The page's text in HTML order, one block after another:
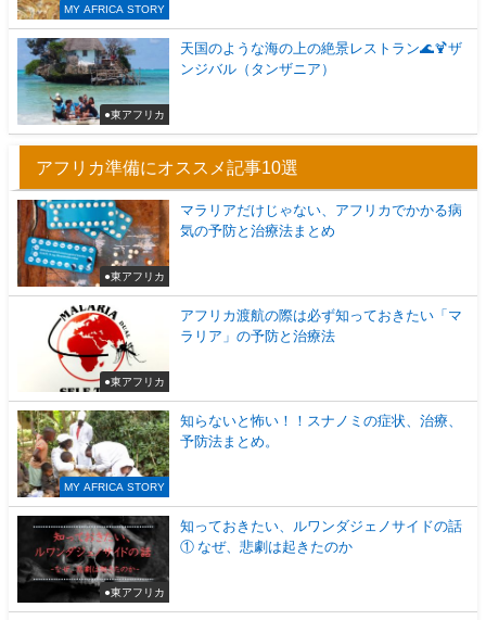
MY AFRICA STORY
●東アフリカ
天国のような海の上の絶景レストラン🌊🍹ザ
ンジバル（タンザニア）
アフリカ準備にオススメ記事10選
●東アフリカ
マラリアだけじゃない、アフリカでかかる病
気の予防と治療法まとめ
●東アフリカ
アフリカ渡航の際は必ず知っておきたい「マ
ラリア」の予防と治療法
MY AFRICA STORY
知らないと怖い！！スナノミの症状、治療、
予防法まとめ。
●東アフリカ
知っておきたい、ルワンダジェノサイドの話
① なぜ、悲劇は起きたのか